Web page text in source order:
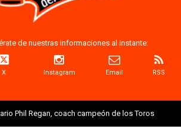
de nuestras informaciones al instante:
X Instagram Email RSS
Phil Regan, coach campeón de los Toros